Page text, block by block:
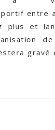
entre
plus et
gravé